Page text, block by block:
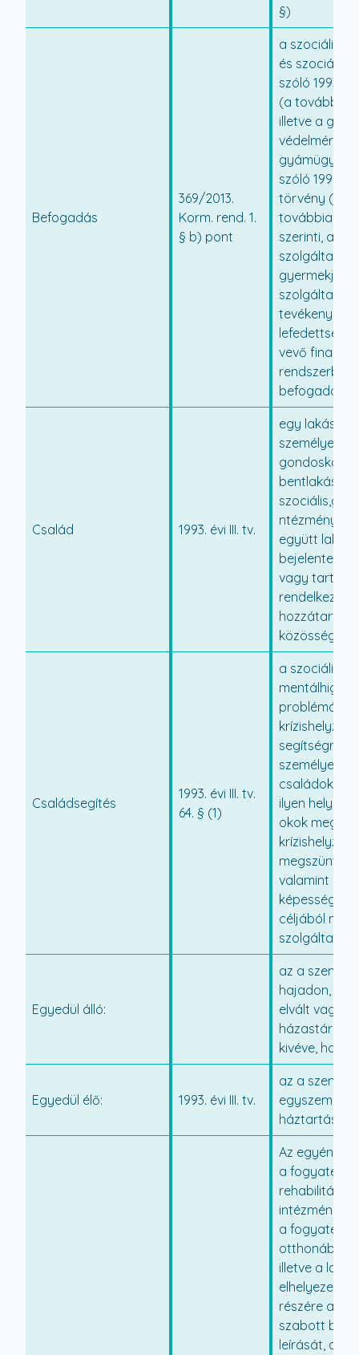
§)
Befogadás
369/2013.
Korm. rend. 1.
§ b) pont
a szociális
és szociális
szóló 1993.
(a
illetve a
védelméről
gyámügyi
szóló 1997.
törvény (a
szerinti, a
gyermekjóléti
szolgáltató
vevő
rendszerbe
befogadás
Család 1993. évi III. tv.
egy
személyes
bentlakásos
ntézményben
együtt lakó,
bejelentett
vagy
rendelkező
közössége;
Családsegítés
1993. évi III. tv.
64. § (1)
a szociális
problémák,
krízishelyzet
segítségre
személyek,
családok
ilyen
okok
krízishelyzet
valamint az
képesség
céljából
szolgáltatás.
Egyedül álló:
az a
hajadon,
elvált vagy
kivéve, ha
Egyedül élő: 1993. évi III. tv.
az a
Az egyéni
a
rehabilitációs
a
otthonában,
illetve a
elhelyezett
részére az
szabott
leírását, az